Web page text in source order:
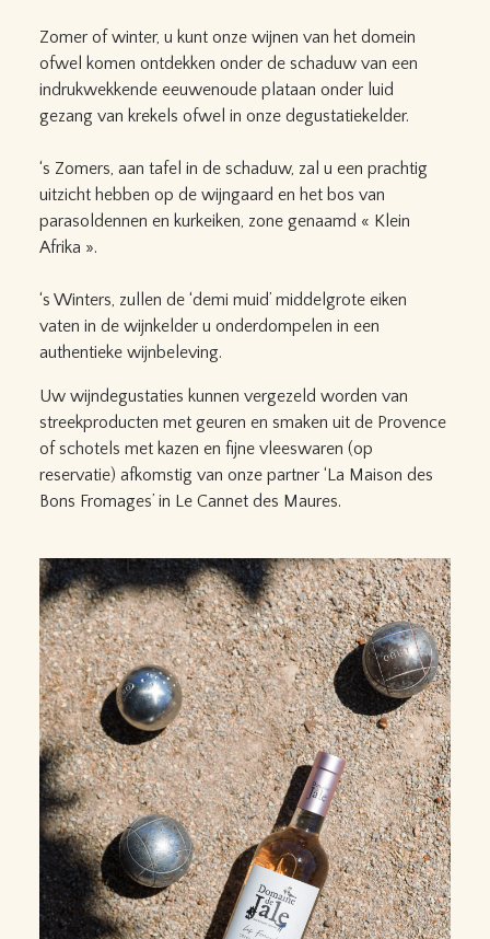
Zomer of winter, u kunt onze wijnen van het domein
ofwel komen ontdekken onder de schaduw van een
indrukwekkende eeuwenoude plataan onder luid
gezang van krekels ofwel in onze degustatiekelder.
‘s Zomers, aan tafel in de schaduw, zal u een prachtig
uitzicht hebben op de wijngaard en het bos van
parasoldennen en kurkeiken, zone genaamd « Klein
Afrika ».
‘s Winters, zullen de ‘demi muid’ middelgrote eiken
vaten in de wijnkelder u onderdompelen in een
authentieke wijnbeleving.
Uw wijndegustaties kunnen vergezeld worden van
streekproducten met geuren en smaken uit de Provence
of schotels met kazen en fijne vleeswaren (op
reservatie) afkomstig van onze partner ‘La Maison des
Bons Fromages’ in Le Cannet des Maures.